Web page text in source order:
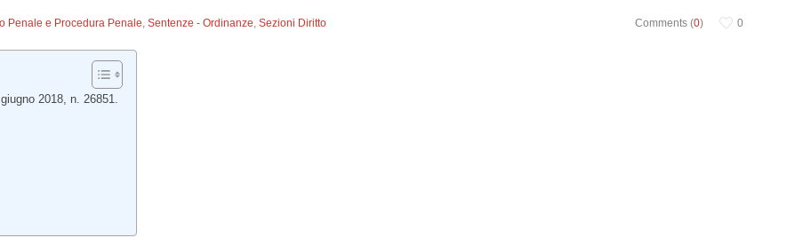
Comments (0) 0
Penale e Procedura Penale,Sentenze - Ordinanze,Sezioni Diritto
2018, n. 26851.